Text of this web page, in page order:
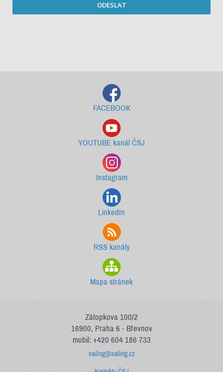
ODESLAT
FACEBOOK
YOUTUBE kanál ČSJ
Instagram
LinkedIn
RSS kanály
Mapa stránek
Zátopkova 100/2
16900, Praha 6 - Břevnov
mobil: +420 604 186 733
sailing@sailing.cz